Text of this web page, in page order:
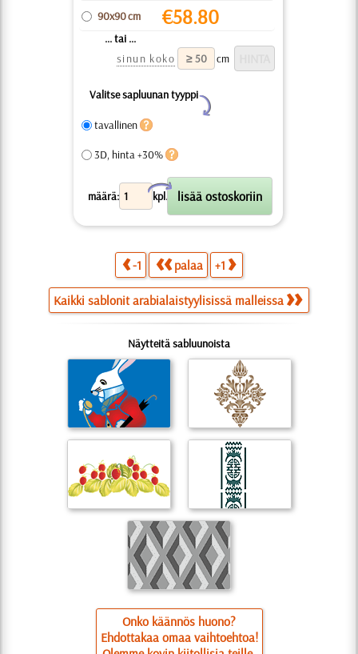
90x90 cm €58.80
... tai ...
sinun koko
cm
Valitse sapluunan tyyppi
Y
tavallinen
3D, hinta +30%
määrä: kpl.
X
-1 palaa +1
Kaikki sablonit arabialaistyylisissä malleissa
Näytteitä sabluunoista
Onko käännös huono?
Ehdottakaa omaa vaihtoehtoa!